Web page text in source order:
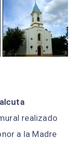
realizado
a la Madre